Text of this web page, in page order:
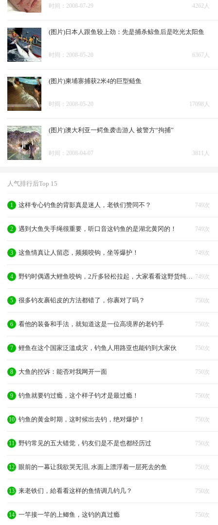
4262人
时间：2008-07-29
(图片)日本人跟鱼较上劲：先是捕杀鲸鱼后是吃光太阳鱼
6367人
时间：2008-05-20
(图片)柬埔寨捕获2米4的巨型鲢鱼
17098人
时间：2008-05-20
(图片)澳大利亚一鳄鱼袭击游人 被警方“拘捕”
3811人
时间：2008-04-07
人气排行后Top 15
749次
1 这样专心钓鱼的背影真是迷人，老铁们赞同不？
749次
2 遇到大鱼失手绳很重要，听口音这钓鱼的是湖北黄冈的！
749次
3 这鱼情真让人留恋，频频咬钩，坐等爆护！
749次
4
750次
5 很多钓友裹铅皮的方法都错了，你裹对了吗？
750次
6 看他的装备和手法，就知道这是一位高境界的老钓手
750次
7 鲤鱼在这个国家泛滥成灾，钓鱼人用路亚也能钓到大家伙
750次
8 大鱼的控诉：能否对我网开一面
750次
9 钓鱼就要钓过瘾，这个样子钓才是最过瘾！
750次
10 钓鱼的黄金时期，这时候出去钓，绝对爆护！
750次
11 野钓常见的五大错觉，钓友们是不是也都经历过
750次
12 眼前的一幕让我欲哭无泪, 水面上漂浮着一层死去的鱼
750次
13 来老铁们，給看看这样的鱼情调几钓几？
750次
14 一竿接一竿的上鲫鱼，这钓的真过瘾